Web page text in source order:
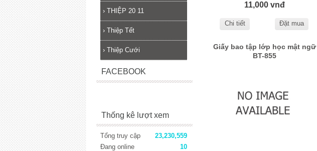
11,000 vnđ
Chi tiết Đặt mua
Giấy bao tập lớp học mật ngữ
BT-855
› THIỆP 20 11
› Thiệp Tết
› Thiệp Cưới
FACEBOOK
Thống kê lượt xem
Tổng truy cập
23,230,559
Đang online
10